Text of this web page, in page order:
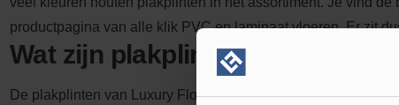
productpagina van alle klik PVC en laminaat vloeren. Er zit
Wat zijn plakplinten?
De plakplinten van Luxury Floors zijn gemaakt van hout. De